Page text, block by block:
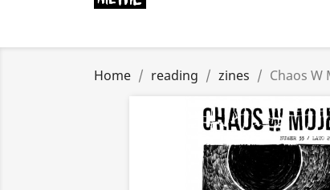
Home reading zines Chaos W